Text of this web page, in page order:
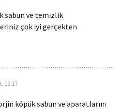
sabun ve temizlik
çok iyi gerçekten
12:17
köpük sabun ve aparatlarını